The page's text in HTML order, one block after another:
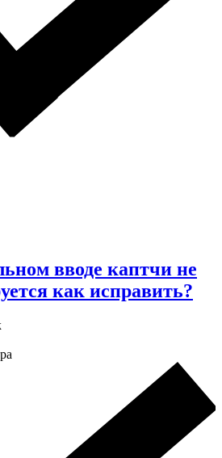
вводе каптчи не
как исправить?